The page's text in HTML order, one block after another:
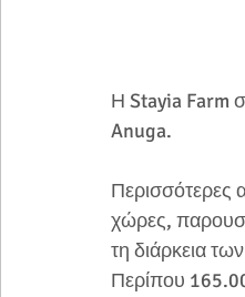
Η Stayia Farm
Anuga.
Περισσότερες
χώρες,
τη διάρκεια
Περίπου